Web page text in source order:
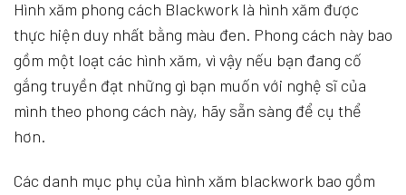
Hình xăm phong cách Blackwork là hình xăm được
thực hiện duy nhất bằng màu đen. Phong cách này bao
gồm một loạt các hình xăm, vì vậy nếu bạn đang cố
gắng truyền đạt những gì bạn muốn với nghệ sĩ của
mình theo phong cách này, hãy sẵn sàng để cụ thể
hơn.
Các danh mục phụ của hình xăm blackwork bao gồm